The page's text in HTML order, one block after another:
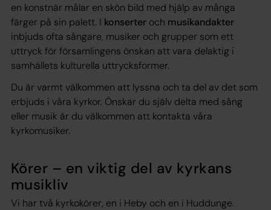
en konstnär målar en skön bild med hjälp av många
färger på sin palett. I konserter och musikandakter
inbjuds ofta sångare, musiker och grupper som ett
uttryck för församlingens önskan att vara delaktig i
samhällets kulturella uttrycksformer.
Du är varmt välkommen att lyssna och ta del av det som
erbjuds i våra kyrkor. Önskar du själv delta med sång
eller musik är du välkommen att kontakta våra
kyrkomusiker.
Körer – en viktig del av kyrkans
musikliv
Vi har två kyrkokörer, en i Heby och en i Huddunge.